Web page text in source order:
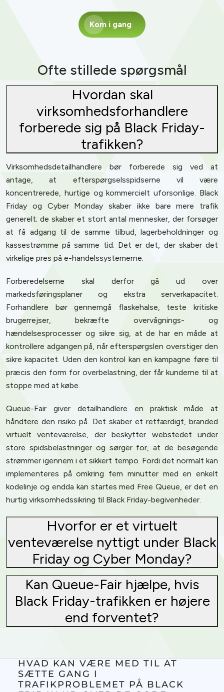
Kom i gang
Ofte stillede spørgsmål
Hvordan skal
virksomhedsforhandlere
forberede sig på Black Friday-
trafikken?
Virksomhedsdetailhandlere bør forberede sig ved at
antage, at efterspørgselsspidserne vil være
koncentrerede, hurtige og kommercielt uforsonlige. Black
Friday og Cyber Monday skaber ikke bare mere trafik
generelt; de skaber et stort antal mennesker, der forsøger
at få adgang til de samme tilbud, lagerbeholdninger og
kassestrømme på samme tid. Det er det, der skaber det
virkelige pres på e-handelssystemerne.
Forberedelserne skal derfor gå ud over
markedsføringsplaner og ekstra serverkapacitet.
Forhandlere bør gennemgå flaskehalse, teste kritiske
brugerrejser, bekræfte overvågnings- og
hændelsesprocesser og sikre sig, at de har en måde at
kontrollere adgangen på, når efterspørgslen overstiger den
sikre kapacitet. Uden den kontrol kan en kampagne føre til
præcis den form for overbelastning, der får kunderne til at
stoppe med at købe.
Queue-Fair giver detailhandlere en praktisk måde at
håndtere den risiko på. Det skaber et retfærdigt, branded
virtuelt venteværelse, der beskytter webstedet under
store spidsbelastninger og sørger for, at de besøgende
strømmer igennem i et sikkert tempo. Fordi det normalt kan
implementeres på omkring fem minutter med en enkelt
kodelinje og endda kan startes med Free Queue, er det en
hurtig virksomhedssikring til Black Friday-begivenheder.
Hvorfor er et virtuelt
venteværelse nyttigt under Black
Friday og Cyber Monday?
Kan Queue-Fair hjælpe, hvis
Black Friday-trafikken er højere
end forventet?
HVAD KAN VÆRE MED TIL AT
SÆTTE GANG I
TRAFIKPROBLEMET PÅ BLACK